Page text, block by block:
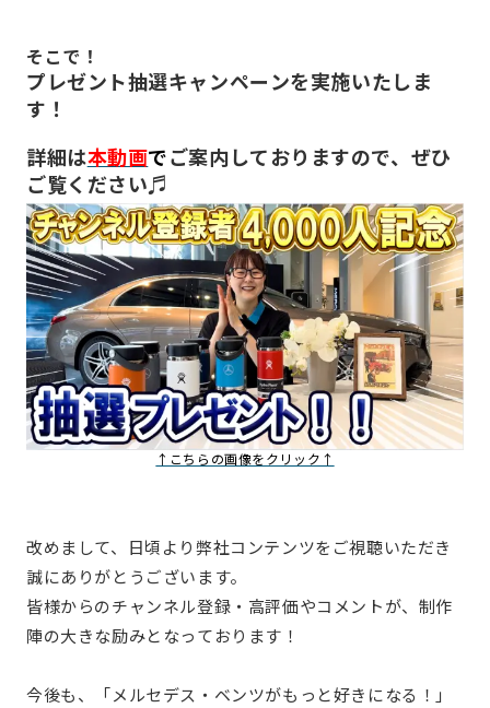
そこで！
プレゼント抽選キャンペーンを実施いたしま
す！
詳細は本動画でご案内しておりますので、ぜひ
ご覧ください♬
↑こちらの画像をクリック↑
改めまして、日頃より弊社コンテンツをご視聴いただき
誠にありがとうございます。
皆様からのチャンネル登録・高評価やコメントが、制作
陣の大きな励みとなっております！
今後も、「メルセデス・ベンツがもっと好きになる！」